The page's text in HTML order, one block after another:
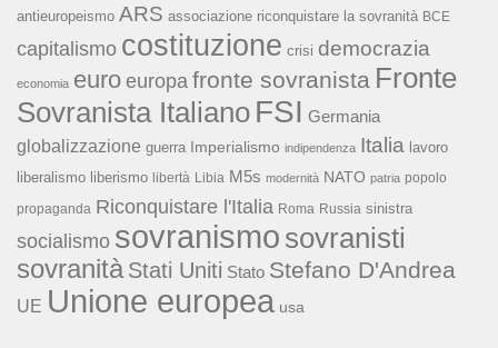
antieuropeismo ARS associazione riconquistare la sovranità BCE
capitalismo costituzione crisi democrazia
economia euro europa fronte sovranista Fronte
Sovranista Italiano FSI Germania
globalizzazione guerra Imperialismo indipendenza Italia lavoro
liberalismo liberismo libertà Libia M5s modernità NATO patria popolo
propaganda Riconquistare l'Italia Roma Russia sinistra
socialismo sovranismo sovranisti
sovranità Stati Uniti Stato Stefano D'Andrea
UE Unione europea usa